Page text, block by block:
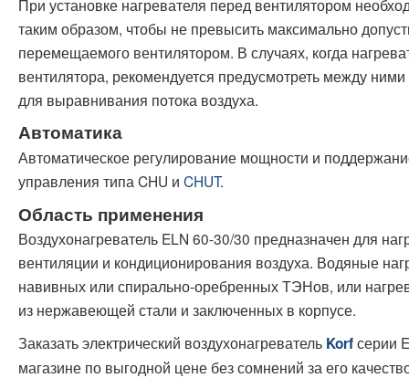
При установке нагревателя перед вентилятором
таким образом, чтобы не превысить максимально
перемещаемого вентилятором. В случаях, когда
вентилятора, рекомендуется предусмотреть между
для выравнивания потока воздуха.
Автоматика
Автоматическое регулирование мощности и
управления типа CHU и CHUT.
Область применения
Воздухонагреватель ELN 60-30/30 предназначен для
вентиляции и кондиционирования воздуха. Водяные
навивных или спирально-оребренных ТЭНов, или
из нержавеющей стали и заключенных в корпусе.
Заказать электрический воздухонагреватель Korfсерии
магазине по выгодной цене без сомнений за его